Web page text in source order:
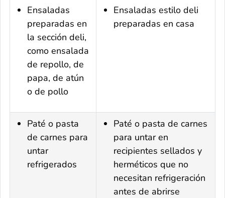
Ensaladas
preparadas en
la seccióndeli,
como ensalada
de repollo, de
papa, de atún
o de pollo
Ensaladas estilodeli
preparadas en casa
Paté o pasta
de carnes para
untar
refrigerados
Paté o pasta de carnes
para untar en
recipientes sellados y
herméticos que no
necesitan refrigeración
antes de abrirse